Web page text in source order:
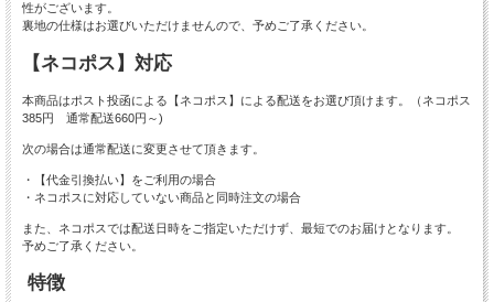
性がございます。
裏地の仕様はお選びいただけませんので、予めご了承ください。
【ネコポス】対応
本商品はポスト投函による【ネコポス】による配送をお選び頂けます。（ネコポス
385円 通常配送660円～)
次の場合は通常配送に変更させて頂きます。
・【代金引換払い】をご利用の場合
・ネコポスに対応していない商品と同時注文の場合
また、ネコポスでは配送日時をご指定いただけず、最短でのお届けとなります。
予めご了承ください。
特徴